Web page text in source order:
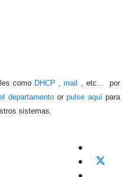
como DHCP ,mail , etc... por
departamentoorpulse aquípara
sistemas.